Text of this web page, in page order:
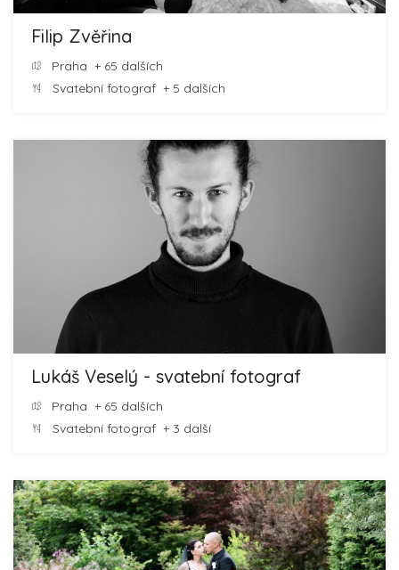
Filip Zvěřina
Praha + 65 dalších
Svatební fotograf + 5 dalších
Lukáš Veselý - svatební fotograf
Praha + 65 dalších
Svatební fotograf + 3 další